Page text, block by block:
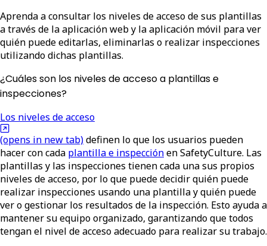
Aprenda a consultar los niveles de acceso de sus plantillas
a través de la aplicación web y la aplicación móvil para ver
quién puede editarlas, eliminarlas o realizar inspecciones
utilizando dichas plantillas.
¿Cuáles son los niveles de acceso a plantillas e
inspecciones?
Los niveles de acceso
(opens in new tab)definen lo que los usuarios pueden
hacer con cada plantilla e inspecciónen SafetyCulture. Las
plantillas y las inspecciones tienen cada una sus propios
niveles de acceso, por lo que puede decidir quién puede
realizar inspecciones usando una plantilla y quién puede
ver o gestionar los resultados de la inspección. Esto ayuda a
mantener su equipo organizado, garantizando que todos
tengan el nivel de acceso adecuado para realizar su trabajo.